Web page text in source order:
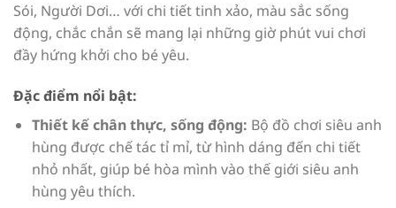
Sói, Người Dơi… với chi tiết tinh xảo, màu sắc sống
động, chắc chắn sẽ mang lại những giờ phút vui chơi
đầy hứng khởi cho bé yêu.
Đặc điểm nổi bật:
Thiết kế chân thực, sống động: Bộ đồ chơi siêu anh
hùng được chế tác tỉ mỉ, từ hình dáng đến chi tiết
nhỏ nhất, giúp bé hòa mình vào thế giới siêu anh
hùng yêu thích.